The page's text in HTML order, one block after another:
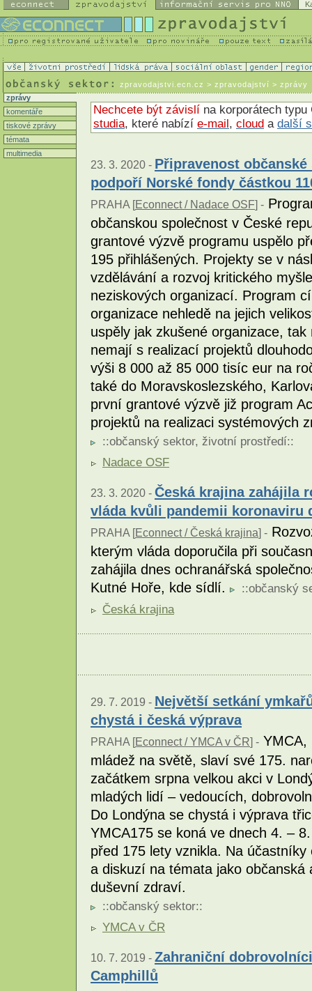
zpravodajstvi.ecn.cz > zpravodajství > zprávy
zprávy
komentáře
tiskové zprávy
témata
multimedia
Nechcete být závislí na korporátech
studia, které nabízí e-mail, cloud a další
23. 3. 2020 - Připravenost
podpoří Norské fondy částkou
PRAHA [Econnect / Nadace OSF] -
občanskou společnost v České
grantové výzvě programu uspělo
195 přihlášených. Projekty se v
vzdělávání a rozvoj kritického
neziskových organizací. Program
organizace nehledě na jejich
uspěly jak zkušené organizace,
nemají s realizací projektů
výši 8 000 až 85 000 tisíc eur na
také do Moravskoslezského,
první grantové výzvě již program
projektů na realizaci systémových
::občanský sektor, životní prostředí::
Nadace OSF
23. 3. 2020 - Česká krajina zahájila
vláda kvůli pandemii koronaviru
PRAHA [Econnect / Česká krajina] -
kterým vláda doporučila při
zahájila dnes ochranářská
Kutné Hoře, kde sídlí.
::občanský
Česká krajina
29. 7. 2019 - Největší setkání
chystá i česká výprava
PRAHA [Econnect / YMCA v ČR] - YMCA,
mládež na světě, slaví své 175.
začátkem srpna velkou akci v
mladých lidí – vedoucích,
Do Londýna se chystá i výprava
YMCA175 se koná ve dnech 4. –
před 175 lety vznikla. Na
a diskuzí na témata jako
duševní zdraví.
::občanský sektor::
YMCA v ČR
10. 7. 2019 - Zahraniční
Camphillů